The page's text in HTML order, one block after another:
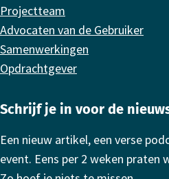
Projectteam
Advocaten van de Gebruiker
Samenwerkingen
Opdrachtgever
Schrijf je in voor de
Een nieuw artikel, een verse
event. Eens per 2 weken praten